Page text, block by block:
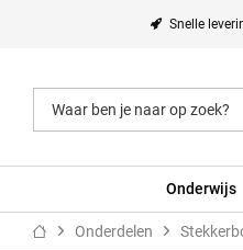
Snelle
Onderwijs
Onderdelen